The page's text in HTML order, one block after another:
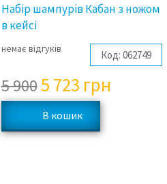
Набір шампурів Кабан з ножом
в кейсі
немає відгуків Код: 062749
5 9005 723 грн